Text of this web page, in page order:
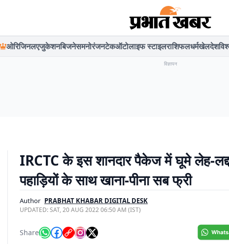
ओरिजिनलएजुकेशनबिजनेसमनोरंजनटेकऑटोलाइफ स्टाइलराशिफलधर्मखेलदेश
विज्ञापन
IRCTC के इस शानदार पैकेज में घूमे लेह-
पहाड़ियों के साथ खाना-पीना सब फ्री
Author PRABHAT KHABAR DIGITAL DESK
UPDATED:SAT, 20 AUG 2022 06:50 AM (IST)
Share